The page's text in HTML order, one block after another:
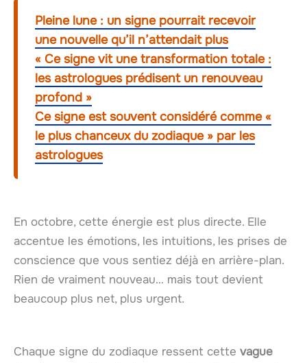
Pleine lune : un signe pourrait recevoir
une nouvelle qu’il n’attendait plus
« Ce signe vit une transformation totale :
les astrologues prédisent un renouveau
profond »
Ce signe est souvent considéré comme «
le plus chanceux du zodiaque » par les
astrologues
En octobre, cette énergie est plus directe. Elle
accentue les émotions, les intuitions, les prises de
conscience que vous sentiez déjà en arrière-plan.
Rien de vraiment nouveau… mais tout devient
beaucoup plus net, plus urgent.
Chaque signe du zodiaque ressent cette vague